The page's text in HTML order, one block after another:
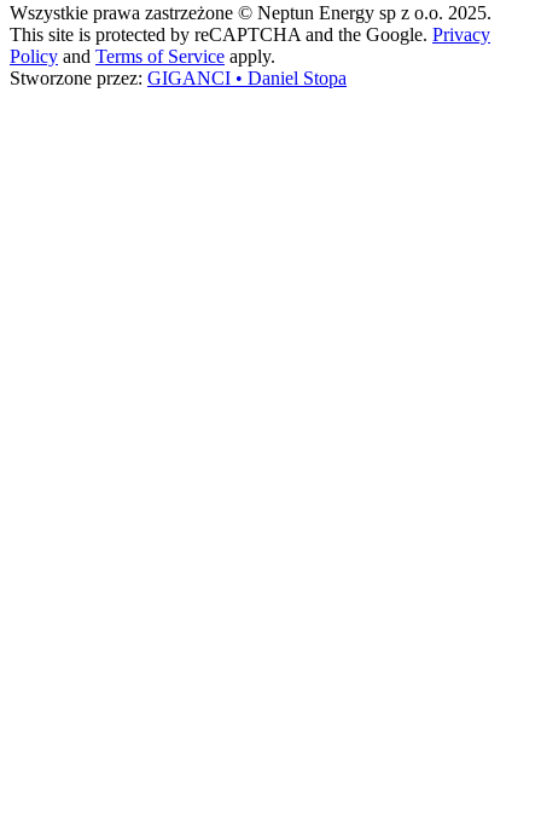
Wszystkie prawa zastrzeżone © Neptun Energy sp z o.o. 2025.
This site is protected by reCAPTCHA and the Google. Privacy
Policy and Terms of Service apply.
Stworzone przez: GIGANCI • Daniel Stopa